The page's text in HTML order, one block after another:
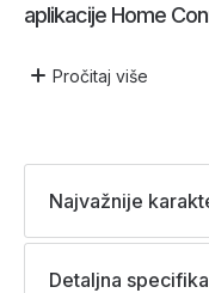
aplikacije Home
Pročitaj više
Najvažnije
Detaljna